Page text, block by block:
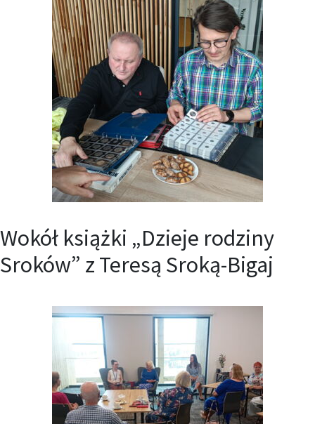
Wokół książki „Dzieje rodziny
Sroków” z Teresą Sroką-Bigaj